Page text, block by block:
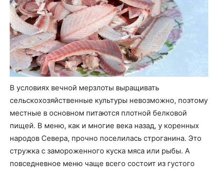
В условиях вечной мерзлоты выращивать
сельскохозяйственные культуры невозможно, поэтому
местные в основном питаются плотной белковой
пищей. В меню, как и многие века назад, у коренных
народов Севера, прочно поселилась строганина. Это
стружка с замороженного куска мяса или рыбы. А
повседневное меню чаще всего состоит из густого